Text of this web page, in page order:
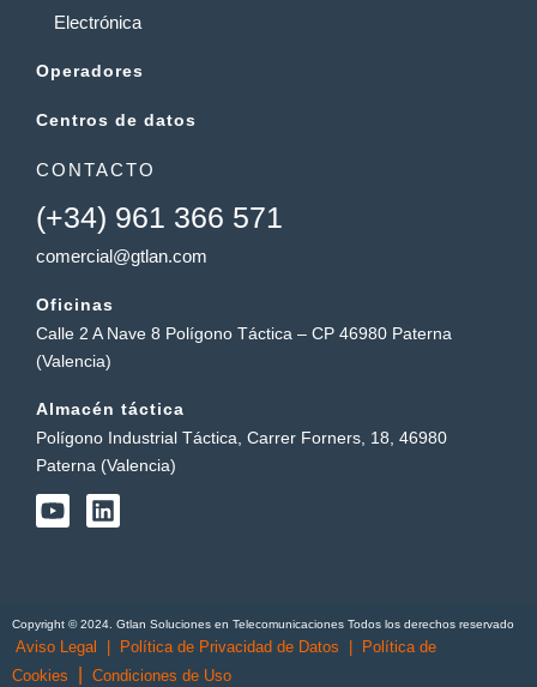
Electrónica
Operadores
Centros de datos
CONTACTO
(+34) 961 366 571
comercial@gtlan.com
Oficinas
Calle 2 A Nave 8 Polígono Táctica – CP 46980 Paterna
(Valencia)
Almacén táctica
Polígono Industrial Táctica, Carrer Forners, 18, 46980
Paterna (Valencia)
Y
o
e
L
i
i
n
Copyright © 2024. Gtlan Soluciones en Telecomunicaciones Todos los derechos reservado
Aviso Legal | Política de Privacidad de Datos | Política de
Cookies
Condiciones de Uso